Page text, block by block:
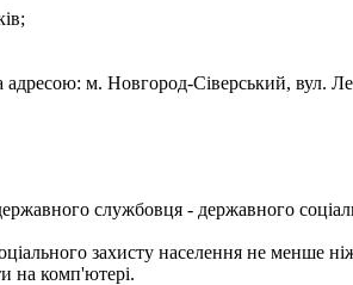
адресою: м. Новгород-Сіверський, вул.
службовця - державного
захисту населення не менше
на комп'ютері.